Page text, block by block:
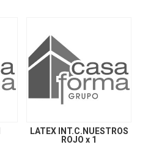
LATEX INT.C.NUESTROS
ROJO x 1